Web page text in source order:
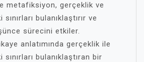
metafiksiyon, gerçeklik ve
bulanıklaştırır ve
sürecini etkiler.
anlatımında gerçeklik ile
bulanıklaştıran bir